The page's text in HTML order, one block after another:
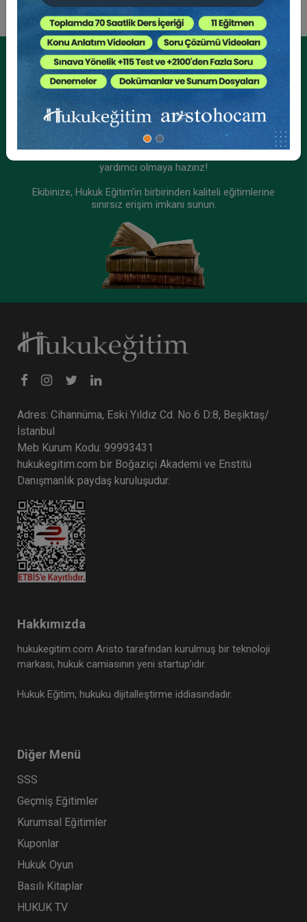
Tüketici Hukuku Enstitüsü
Ticaret Hukuku Kongresi - XIII. Oturum:
SERMAYE PİYASASI HUKUKU - I Video Kaydı
Sepete Ekle
Tüketici Hukuku Enstitüsü
Ticaret Hukuku Kongresi - III. Oturum: FİKRİ
MÜLKİYET HUKUKU Video Kayıdı
360 TL
Tüketici Hukuku Enstitüsü
Ticaret Hukuku Kongresi - X. Oturum: KIYMETLİ
EVRAK Video Kaydı
360 TL
Tüketici Hukuku Enstitüsü
Kurumsal Üyelikler İçin
Kurumsal Teklif Alın
yardımcı olmaya hazırız!
Ekibinize, Hukuk Eğitim’in birbirinden kaliteli eğitimlerine
sınırsız erişim imkanı sunun.
Adres: Cihannüma, Eski Yıldız Cd. No 6 D:8, Beşiktaş/
İstanbul
Meb Kurum Kodu: 99993431
hukukegitim.com bir Boğaziçi Akademi ve Enstitü
Danışmanlık paydaş kuruluşudur.
Hakkımızda
hukukegitim.com Aristo tarafından kurulmuş bir teknoloji
markası, hukuk camiasının yeni startup’ıdır.
Hukuk Eğitim, hukuku dijitalleştirme iddiasındadır.
Diğer Menü
SSS
Geçmiş Eğitimler
Kurumsal Eğitimler
Kuponlar
Hukuk Oyun
Basılı Kitaplar
HUKUK TV